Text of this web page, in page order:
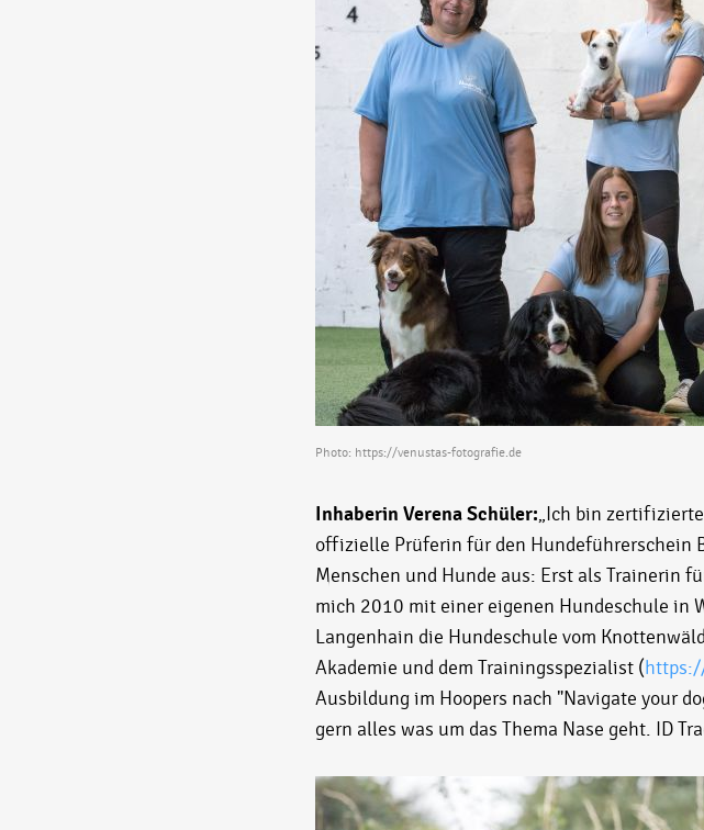
Photo: https://venustas-fotografie.de
Inhaberin Verena Schüler:„Ich bin
offizielle Prüferin für den Hundeführerschein
Menschen und Hunde aus: Erst als Trainerin
mich 2010 mit einer eigenen Hundeschule in
Langenhain die Hundeschule vom
Akademie und dem Trainingsspezialist (
Ausbildung im Hoopers nach "Navigate your
gern alles was um das Thema Nase geht. ID